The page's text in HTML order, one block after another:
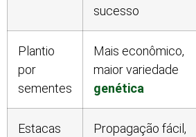
sucesso
Plantio
por
sementes
Mais econômico,
maior variedade
genética
Estacas
Propagação fácil,